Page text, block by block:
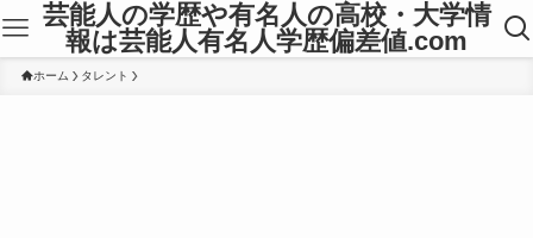
芸能人の学歴や有名人の高校・大学情
報は芸能人有名人学歴偏差値.com
ホーム タレント